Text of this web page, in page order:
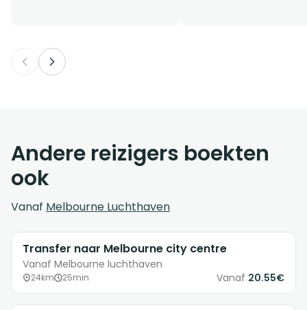
Andere reizigers boekten
ook
Vanaf Melbourne Luchthaven
Transfer naar Melbourne city centre
Vanaf Melbourne luchthaven
24km 25min Vanaf 20.55€